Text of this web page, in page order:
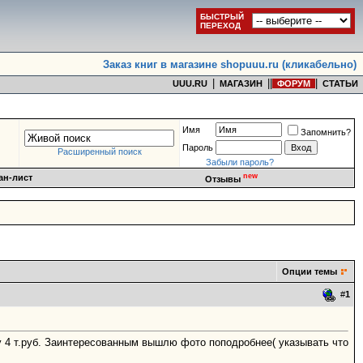
БЫСТРЫЙ
ПЕРЕХОД
Заказ книг в магазине shopuuu.ru (кликабельно)
UUU.RU МАГАЗИН ФОРУМ СТАТЬИ
Расширенный поиск
Имя
Запомнить?
Пароль
Забыли пароль?
лист
Отзывы new
Опции темы
#1
т.руб. Заинтересованным вышлю фото поподробнее( указывать что